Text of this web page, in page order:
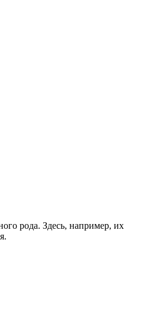
рода. Здесь, например, их